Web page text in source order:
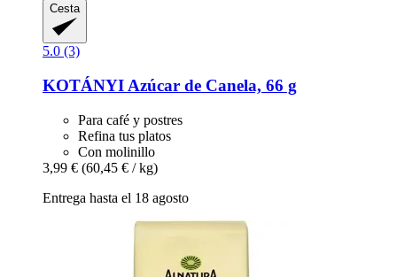
Cesta
5.0 (3)
KOTÁNYI Azúcar de Canela, 66 g
Para café y postres
Refina tus platos
Con molinillo
3,99 € (60,45 € / kg)
Entrega hasta el 18 agosto